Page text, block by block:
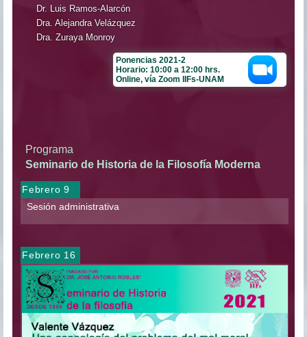
Dr. Luis Ramos-Alarcón
Dra. Alejandra Velázquez
Dra. Zuraya Monroy
Ponencias 2021-2
Horario: 10:00 a 12:00 hrs.
Online, vía Zoom IIFs-UNAM
Programa
Seminario de Historia de la Filosofía Moderna
Febrero 9
Sesión administrativa
Febrero 16